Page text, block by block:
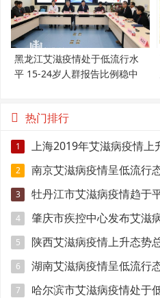
黑龙江艾滋疫情处于低流行水
平 15-24岁人群报告比例稳中
热门排行
1
上海2019年艾滋病疫情上
性为主
2 南京艾滋病疫情呈低流行
3 牡丹江市艾滋病疫情趋于
4 肇庆市疾控中心发布艾滋
5
陕西艾滋病疫情上升态势
径
6 湖南艾滋病疫情呈低流行
7 哈尔滨市艾滋病疫情处于